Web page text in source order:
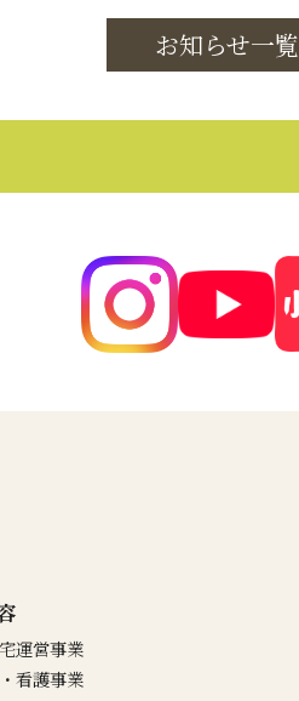
お知らせ一覧
運営事業
看護事業